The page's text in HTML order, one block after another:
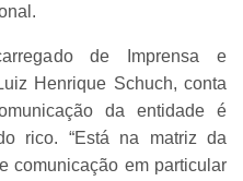
de Imprensa e
Henrique Schuch, conta
da entidade é
rico. “Está na matriz da
comunicação em particular